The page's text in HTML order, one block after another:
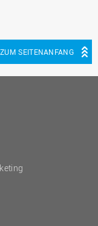
ZUM SEITENANFANG